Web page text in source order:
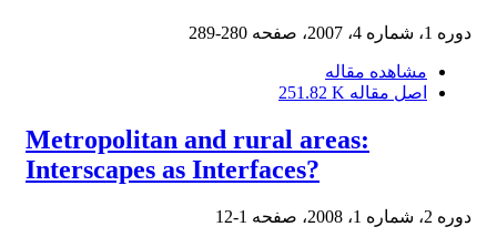
دوره 1، شماره 4، 2007، صفحه 280-289
مشاهده مقاله
اصل مقاله 251.82 K
Metropolitan and rural areas:
Interscapes as Interfaces?
دوره 2، شماره 1، 2008، صفحه 1-12